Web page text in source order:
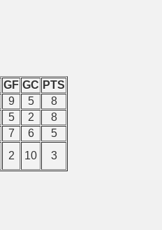
GF GC PTS
9 5
8
5 2
8
7 6
5
2 10 3